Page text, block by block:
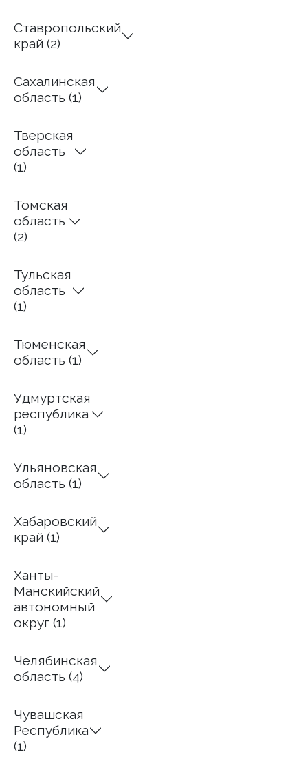
Ставропольский
край (2)
Сахалинская
область (1)
Тверская
область
(1)
Томская
область
(2)
Тульская
область
(1)
Тюменская
область (1)
Удмуртская
республика
(1)
Ульяновская
область (1)
Хабаровский
край (1)
Ханты-
Манскийский
автономный
округ (1)
Челябинская
область (4)
Чувашская
Республика
(1)